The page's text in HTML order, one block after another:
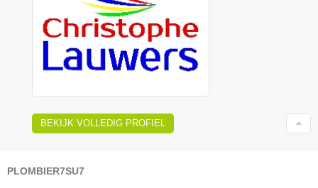
BEKIJK VOLLEDIG PROFIEL
PLOMBIER7SU7